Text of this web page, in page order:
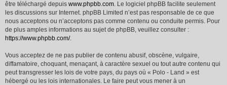
être téléchargé depuis www.phpbb.com. Le logiciel phpBB facilite seulement
les discussions sur Internet. phpBB Limited n’est pas responsable de ce que
nous acceptons ou n’acceptons pas comme contenu ou conduite permis. Pour
de plus amples informations au sujet de phpBB, veuillez consulter :
https://www.phpbb.com/.
Vous acceptez de ne pas publier de contenu abusif, obscène, vulgaire,
diffamatoire, choquant, menaçant, à caractère sexuel ou tout autre contenu qui
peut transgresser les lois de votre pays, du pays où « Polo - Land » est
hébergé ou les lois internationales. Le faire peut vous mener à un